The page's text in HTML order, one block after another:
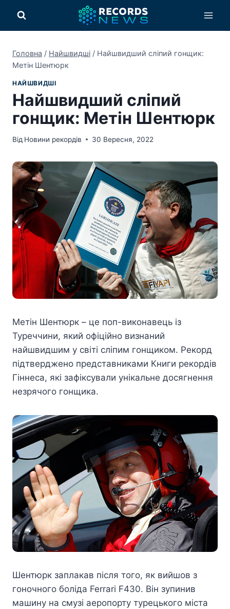
вмісту
Головна / Найшвидші / Найшвидший сліпий гонщик:
Метін Шентюрк
НАЙШВИДШІ
Найшвидший сліпий
гонщик: Метін Шентюрк
Від Новини рекордів 30 Вересня, 2022
Метін Шентюрк – це поп-виконавець із
Туреччини, який офіційно визнаний
найшвидшим у світі сліпим гонщиком. Рекорд
підтверджено представниками Книги рекордів
Гіннеса, які зафіксували унікальне досягнення
незрячого гонщика.
Шентюрк заплакав після того, як вийшов з
гоночного боліда Ferrari F430. Він зупинив
машину на смузі аеропорту турецького міста